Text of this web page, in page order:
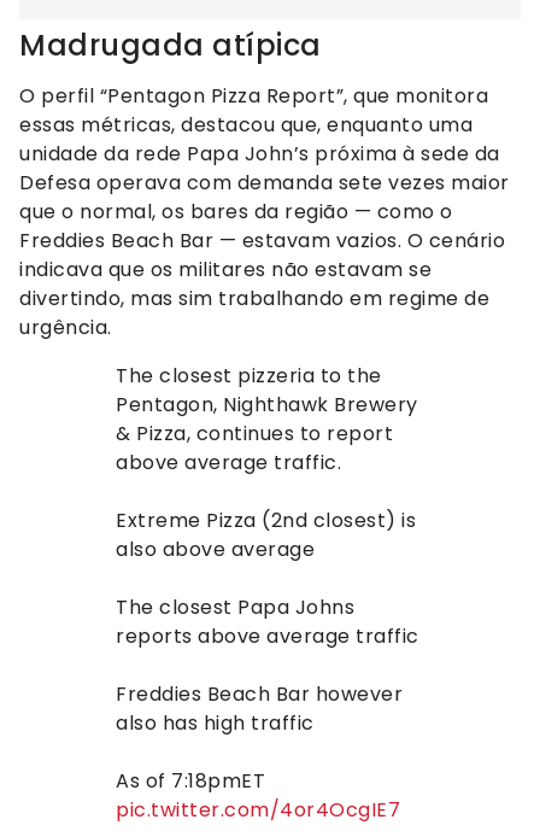
Madrugada atípica
O perfil “Pentagon Pizza Report”, que monitora
essas métricas, destacou que, enquanto uma
unidade da rede Papa John’s próxima à sede da
Defesa operava com demanda sete vezes maior
que o normal, os bares da região — como o
Freddies Beach Bar — estavam vazios. O cenário
indicava que os militares não estavam se
divertindo, mas sim trabalhando em regime de
urgência.
The closest pizzeria to the
Pentagon, Nighthawk Brewery
& Pizza, continues to report
above average traffic.
Extreme Pizza (2nd closest) is
also above average
The closest Papa Johns
reports above average traffic
Freddies Beach Bar however
also has high traffic
As of 7:18pmET
pic.twitter.com/4or4OcgIE7